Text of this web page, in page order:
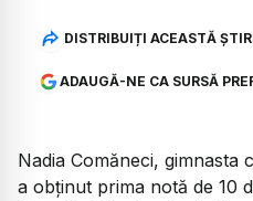
DISTRIBUIȚI ACEASTĂ
ADAUGĂ-NE CA SURSĂ
Nadia Comăneci, gimnasta
a obținut prima notă de 10